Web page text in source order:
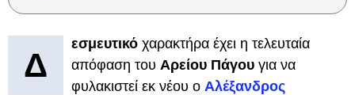
Δ
εσμευτικό χαρακτήρα έχει η τελευταία
απόφαση του Αρείου Πάγου για να
φυλακιστεί εκ νέου ο Αλέξανδρος